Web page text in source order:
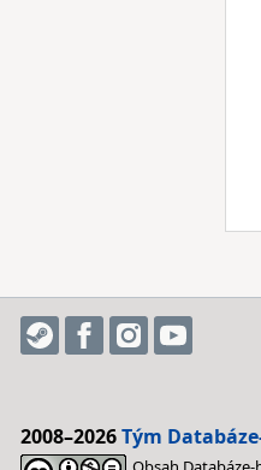
2008–2026Tým